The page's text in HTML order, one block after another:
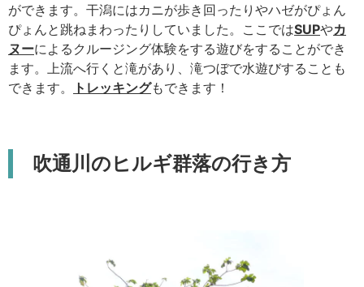
ができます。干潟にはカニが歩き回ったりやハゼがぴょん
ぴょんと跳ねまわったりしていました。ここではSUPやカ
ヌーによるクルージング体験をする遊びをすることができ
ます。上流へ行くと滝があり、滝つぼで水遊びすることも
できます。
トレッキングもできます！
吹通川のヒルギ群落の行き方